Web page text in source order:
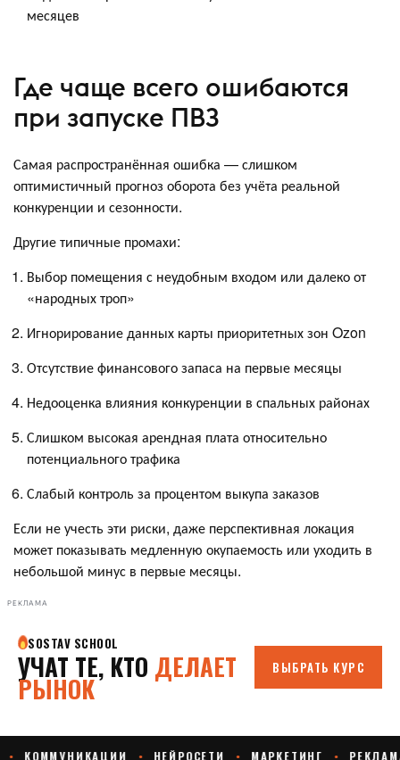
месяцев
Где чаще всего ошибаются
при запуске ПВЗ
Самая распространённая ошибка — слишком
оптимистичный прогноз оборота без учёта реальной
конкуренции и сезонности.
Другие типичные промахи:
Выбор помещения с неудобным входом или далеко от
«народных троп»
Игнорирование данных карты приоритетных зон Ozon
Отсутствие финансового запаса на первые месяцы
Недооценка влияния конкуренции в спальных районах
Слишком высокая арендная плата относительно
потенциального трафика
Слабый контроль за процентом выкупа заказов
Если не учесть эти риски, даже перспективная локация
может показывать медленную окупаемость или уходить в
небольшой минус в первые месяцы.
РЕКЛАМА